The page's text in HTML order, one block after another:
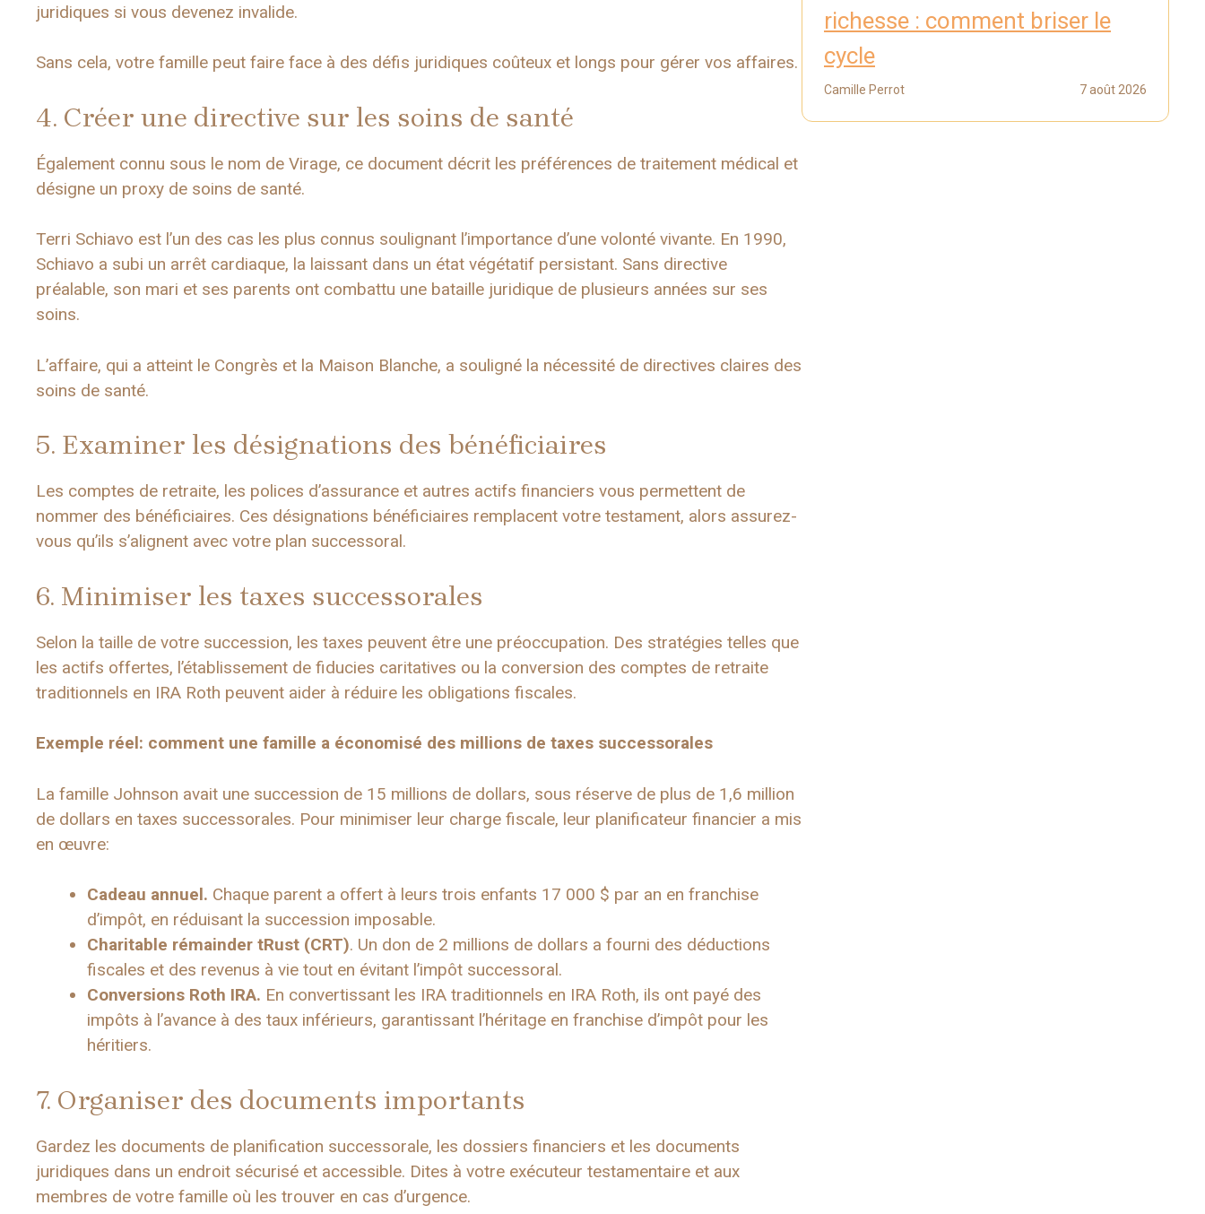
juridiques si vous devenez invalide.
Sans cela, votre famille peut faire face à des défis juridiques coûteux et longs pour gérer vos affaires.
4. Créer une directive sur les soins de santé
Également connu sous le nom de Virage, ce document décrit les préférences de traitement médical et
désigne un proxy de soins de santé.
Terri Schiavo est l’un des cas les plus connus soulignant l’importance d’une volonté vivante. En 1990,
Schiavo a subi un arrêt cardiaque, la laissant dans un état végétatif persistant. Sans directive
préalable, son mari et ses parents ont combattu une bataille juridique de plusieurs années sur ses
soins.
L’affaire, qui a atteint le Congrès et la Maison Blanche, a souligné la nécessité de directives claires des
soins de santé.
5. Examiner les désignations des bénéficiaires
Les comptes de retraite, les polices d’assurance et autres actifs financiers vous permettent de
nommer des bénéficiaires. Ces désignations bénéficiaires remplacent votre testament, alors assurez-
vous qu’ils s’alignent avec votre plan successoral.
6. Minimiser les taxes successorales
Selon la taille de votre succession, les taxes peuvent être une préoccupation. Des stratégies telles que
les actifs offertes, l’établissement de fiducies caritatives ou la conversion des comptes de retraite
traditionnels en IRA Roth peuvent aider à réduire les obligations fiscales.
Exemple réel: comment une famille a économisé des millions de taxes successorales
La famille Johnson avait une succession de 15 millions de dollars, sous réserve de plus de 1,6 million
de dollars en taxes successorales. Pour minimiser leur charge fiscale, leur planificateur financier a mis
en œuvre:
Cadeau annuel. Chaque parent a offert à leurs trois enfants 17 000 $ par an en franchise
d’impôt, en réduisant la succession imposable.
Charitable rémainder tRust (CRT). Un don de 2 millions de dollars a fourni des déductions
fiscales et des revenus à vie tout en évitant l’impôt successoral.
Conversions Roth IRA. En convertissant les IRA traditionnels en IRA Roth, ils ont payé des
impôts à l’avance à des taux inférieurs, garantissant l’héritage en franchise d’impôt pour les
héritiers.
7. Organiser des documents importants
Gardez les documents de planification successorale, les dossiers financiers et les documents
juridiques dans un endroit sécurisé et accessible. Dites à votre exécuteur testamentaire et aux
membres de votre famille où les trouver en cas d’urgence.
richesse : comment briser le
cycle
Camille Perrot 7 août 2026